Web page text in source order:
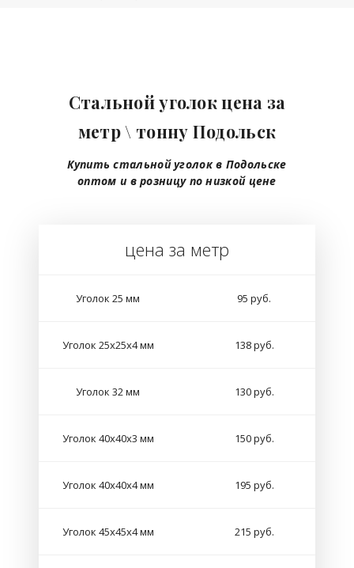
Стальной уголок цена за
метр \ тонну Подольск
Купить стальной уголок в Подольске
оптом и в розницу по низкой цене
цена за метр
Уголок 25 мм 95 руб.
Уголок 25х25х4 мм 138 руб.
Уголок 32 мм 130 руб.
Уголок 40х40х3 мм 150 руб.
Уголок 40х40х4 мм 195 руб.
Уголок 45х45х4 мм 215 руб.